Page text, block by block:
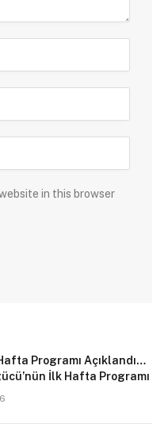
in this browser
Programı Açıklandı…
İlk Hafta Programı